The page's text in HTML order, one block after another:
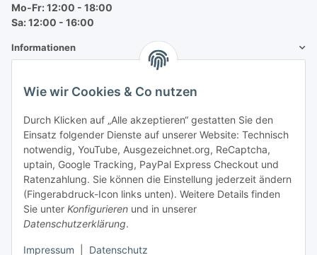
Wie wir Cookies & Co nutzen
Durch Klicken auf „Alle akzeptieren“ gestatten Sie den
Einsatz folgender Dienste auf unserer Website: Technisch
notwendig, YouTube, Ausgezeichnet.org, ReCaptcha,
uptain, Google Tracking, PayPal Express Checkout und
Ratenzahlung. Sie können die Einstellung jederzeit ändern
(Fingerabdruck-Icon links unten). Weitere Details finden
Sie unter Konfigurieren und in unserer
Datenschutzerklärung.
Impressum Datenschutz
Mo-Fr: 12:00 - 18:00
Sa: 12:00 - 16:00
Informationen
Mehr über
Bequem zahlen